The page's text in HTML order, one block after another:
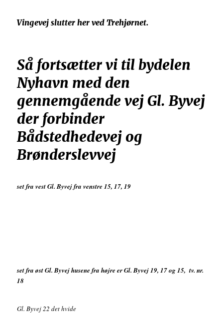
Vingevej slutter her ved Trehjørnet.
Så fortsætter vi til bydelen
Nyhavn med den
gennemgående vej Gl. Byvej
der forbinder
Bådstedhedevej og
Brønderslevvej
set fra vest Gl. Byvej fra venstre 15, 17, 19
set fra øst Gl. Byvej husene fra højre er Gl. Byvej 19, 17 og 15, tv. nr.
18
Gl. Byvej 22 det hvide